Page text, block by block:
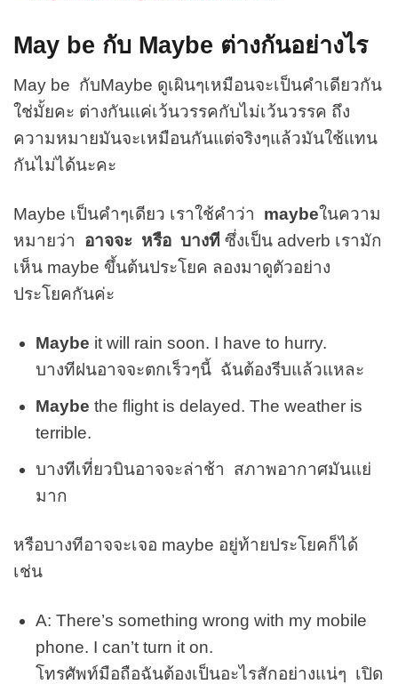
May be กับ Maybe ต่างกันอย่างไร
May be กับMaybe ดูเผินๆเหมือนจะเป็นคำเดียวกัน
ใช่มั้ยคะ ต่างกันแค่เว้นวรรคกับไม่เว้นวรรค ถึง
ความหมายมันจะเหมือนกันแต่จริงๆแล้วมันใช้แทน
กันไม่ได้นะคะ
Maybe เป็นคำๆเดียว เราใช้คำว่า maybeในความ
หมายว่า อาจจะ หรือ บางที ซึ่งเป็น adverb เรามัก
เห็น maybe ขึ้นต้นประโยค ลองมาดูตัวอย่าง
ประโยคกันค่ะ
Maybe it will rain soon. I have to hurry.
บางทีฝนอาจจะตกเร็วๆนี้ ฉันต้องรีบแล้วแหละ
Maybe the flight is delayed. The weather is
terrible.
บางทีเที่ยวบินอาจจะล่าช้า สภาพอากาศมันแย่
มาก
หรือบางทีอาจจะเจอ maybe อยู่ท้ายประโยคก็ได้
เช่น
A: There’s something wrong with my mobile
phone. I can’t turn it on.
โทรศัพท์มือถือฉันต้องเป็นอะไรสักอย่างแน่ๆ เปิด